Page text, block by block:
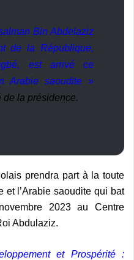
Bin Abdelaziz
de la République,
est arrivé ce
Arabie saoudite »
de la présidence.
prendra part à la toute
et l’Arabie saoudite qui bat
2023 au Centre
Abdulaziz.
et Prospérité :